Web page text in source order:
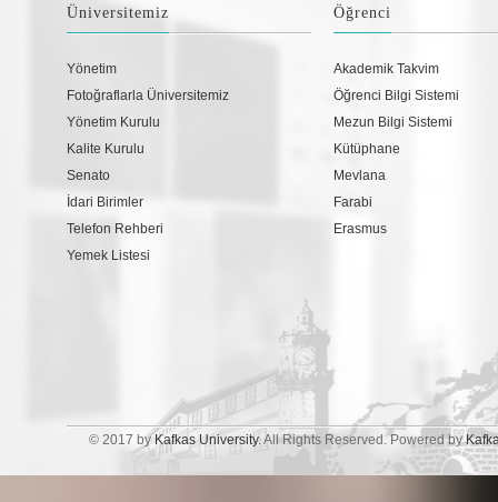
Üniversitemiz
Yönetim
Fotoğraflarla Üniversitemiz
Yönetim Kurulu
Kalite Kurulu
Senato
İdari Birimler
Telefon Rehberi
Yemek Listesi
Öğrenci
Akademik Takvim
Öğrenci Bilgi Sistemi
Mezun Bilgi Sistemi
Kütüphane
Mevlana
Farabi
Erasmus
© 2017 byKafkas University. All Rights Reserved. Powered by